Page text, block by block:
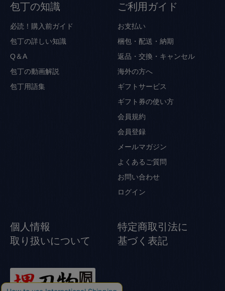
包丁の知識
必読！購入前ガイド
包丁の詳しい知識
Q＆A
包丁の動画解説
包丁用語集
ご利用ガイド
お支払い
梱包・配送・納期
返品・交換・キャンセル
海外の方へ
ギフトサービス
ギフト券の使い方
会員規約
会員登録
メールマガジン
よくあるご質問
お問い合わせ
ログイン
個人情報
取り扱いについて
特定商取引法に
基づく表記